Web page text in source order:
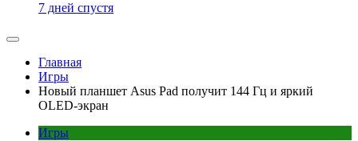
7 дней спустя
Главная
Игры
Новый планшет Asus Pad получит 144 Гц и яркий
OLED-экран
Игры